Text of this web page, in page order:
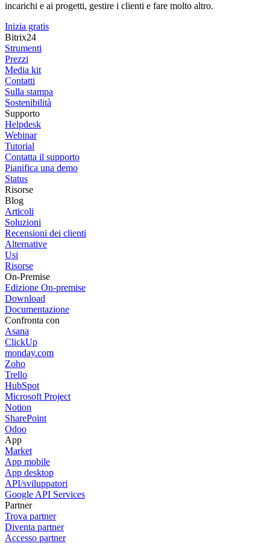
incarichi e ai progetti, gestire i clienti e fare molto altro.
Inizia gratis
Bitrix24
Strumenti
Prezzi
Media kit
Contatti
Sulla stampa
Sostenibilità
Supporto
Helpdesk
Webinar
Tutorial
Contatta il supporto
Pianifica una demo
Status
Risorse
Blog
Articoli
Soluzioni
Recensioni dei clienti
Alternative
Usi
Risorse
On-Premise
Edizione On-premise
Download
Documentazione
Confronta con
Asana
ClickUp
monday.com
Zoho
Trello
HubSpot
Microsoft Project
Notion
SharePoint
Odoo
App
Market
App mobile
App desktop
API/sviluppatori
Google API Services
Partner
Trova partner
Diventa partner
Accesso partner